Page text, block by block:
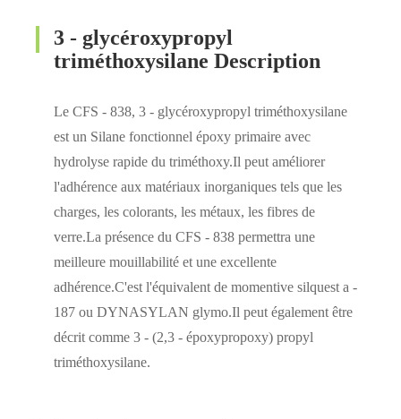
3 - glycéroxypropyl
triméthoxysilane Description
Le CFS - 838, 3 - glycéroxypropyl triméthoxysilane
est un Silane fonctionnel époxy primaire avec
hydrolyse rapide du triméthoxy.Il peut améliorer
l'adhérence aux matériaux inorganiques tels que les
charges, les colorants, les métaux, les fibres de
verre.La présence du CFS - 838 permettra une
meilleure mouillabilité et une excellente
adhérence.C'est l'équivalent de momentive silquest a -
187 ou DYNASYLAN glymo.Il peut également être
décrit comme 3 - (2,3 - époxypropoxy) propyl
triméthoxysilane.